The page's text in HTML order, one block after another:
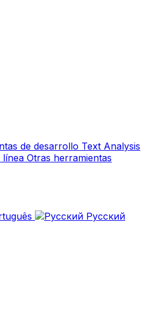
de desarrollo Text Analysis
línea Otras herramientas
Русский